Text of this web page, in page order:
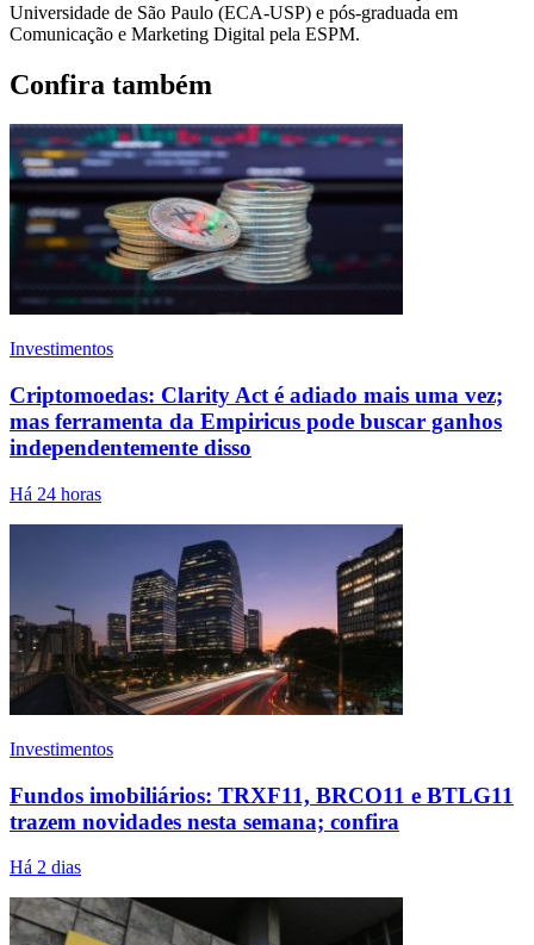
Universidade de São Paulo (ECA-USP) e pós-graduada em
Comunicação e Marketing Digital pela ESPM.
Confira também
Investimentos
Criptomoedas: Clarity Act é adiado mais uma vez;
mas ferramenta da Empiricus pode buscar ganhos
independentemente disso
Há 24 horas
Investimentos
Fundos imobiliários: TRXF11, BRCO11 e BTLG11
trazem novidades nesta semana; confira
Há 2 dias